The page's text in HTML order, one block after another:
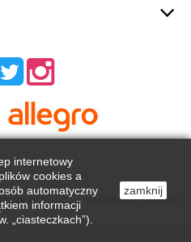
internetowy
cookies a
automatyczny
informacji
„ciasteczkach”).
zamknij
2026 Wykonanie:MGroup